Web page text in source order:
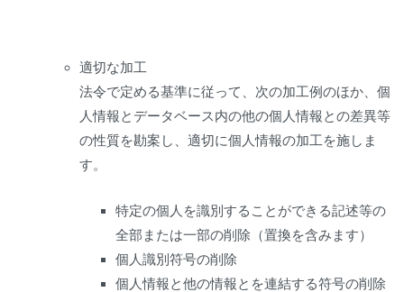
適切な加工
法令で定める基準に従って、次の加工例のほか、個
人情報とデータベース内の他の個人情報との差異等
の性質を勘案し、適切に個人情報の加工を施しま
す。
特定の個人を識別することができる記述等の
全部または一部の削除（置換を含みます）
個人識別符号の削除
個人情報と他の情報とを連結する符号の削除